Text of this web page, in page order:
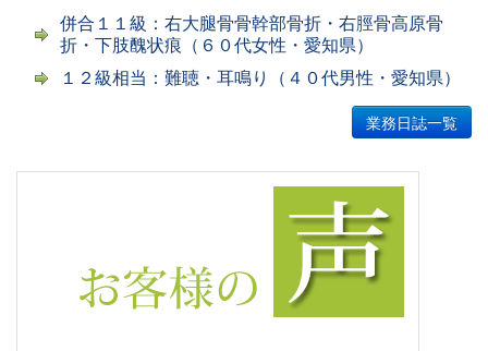
併合１１級：右大腿骨骨幹部骨折・右脛骨高原骨
折・下肢醜状痕（６０代女性・愛知県）
１２級相当：難聴・耳鳴り（４０代男性・愛知県）
業務日誌一覧